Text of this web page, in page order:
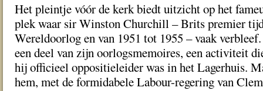
Het pleintje vóór de kerk biedt uitzicht op het
plek waar sir Winston Churchill – Brits premier
Wereldoorlog en van 1951 tot 1955 – vaak
een deel van zijn oorlogsmemoires, een activiteit
hij officieel oppositieleider was in het Lagerhuis.
hem, met de formidabele Labour-regering van